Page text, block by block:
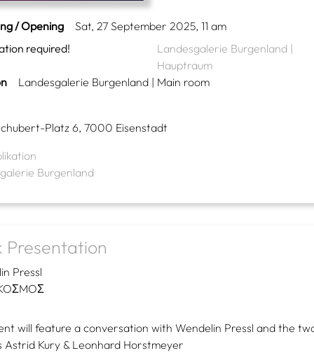
/ Opening
Sat, 27 September 2025, 11 am
required!
Landesgalerie Burgenland |
Hauptraum
Landesgalerie Burgenland | Main room
Platz 6, 7000 Eisenstadt
Burgenland
Presentation
Pressl
will feature a conversation with Wendelin Pressl and the
Astrid Kury & Leonhard Horstmeyer